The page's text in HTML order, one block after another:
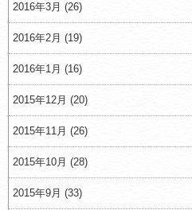
2016年3月 (26)
2016年2月 (19)
2016年1月 (16)
2015年12月 (20)
2015年11月 (26)
2015年10月 (28)
2015年9月 (33)